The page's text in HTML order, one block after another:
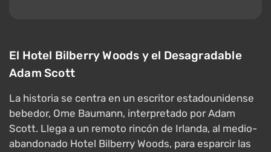
El Hotel Bilberry Woods y el Desagradable
Adam Scott
La historia se centra en un escritor estadounidense
bebedor, Ome Baumann, interpretado por Adam
Scott. Llega a un remoto rincón de Irlanda, al medio-
abandonado Hotel Bilberry Woods, para esparcir las